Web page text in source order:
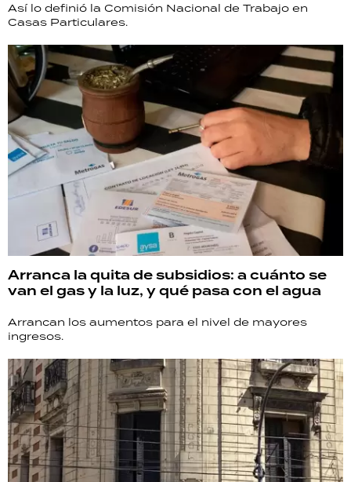
Así lo definió la Comisión Nacional de Trabajo en
Casas Particulares.
Arranca la quita de subsidios: a cuánto se
van el gas y la luz, y qué pasa con el agua
Arrancan los aumentos para el nivel de mayores
ingresos.